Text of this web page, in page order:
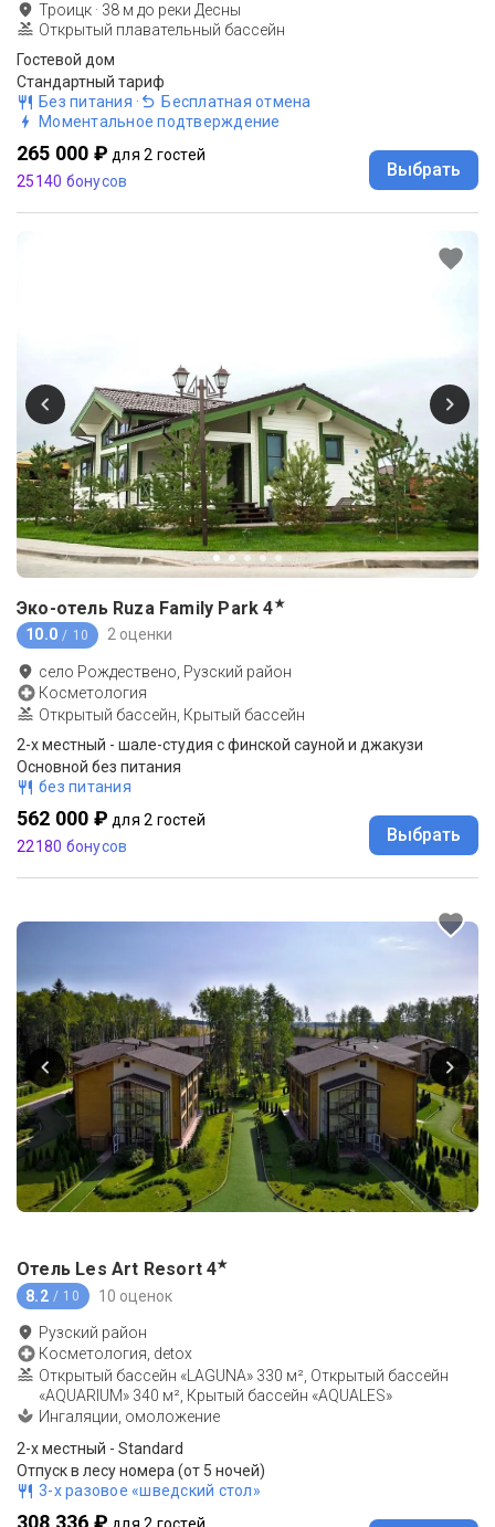
Троицк · 38 м до реки Десны
Открытый плавательный бассейн
Гостевой дом
Стандартный тариф
Без питания ·
Бесплатная отмена
Моментальное подтверждение
265 000 ₽ для 2 гостей
25140 бонусов
Выбрать
Эко-отель Ruza Family Park 4★
10.0 / 10 2 оценки
село Рождествено, Рузский район
Косметология
Открытый бассейн, Крытый бассейн
2-x местный - шале-студия с финской сауной и джакузи
Основной без питания
без питания
562 000 ₽ для 2 гостей
22180 бонусов
Выбрать
Отель Les Art Resort 4★
8.2 / 10 10 оценок
Рузский район
Косметология, detox
Открытый бассейн «LAGUNA» 330 м², Открытый бассейн
«AQUARIUM» 340 м², Крытый бассейн «AQUALES»
Ингаляции, омоложение
2-x местный - Standard
Отпуск в лесу номера (от 5 ночей)
3-х разовое «шведский стол»
308 336 ₽